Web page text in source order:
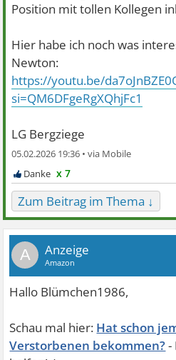
Position mit tollen Kollegen
Hier habe ich noch was
Newton:
https://youtu.be/
si=QM6DFgeRgXQhjFc1
LG Bergziege
05.02.2026 19:36 •
x 7
Zum Beitrag im Thema ↓
A
Hat schon
Verstorbenen bekommen?